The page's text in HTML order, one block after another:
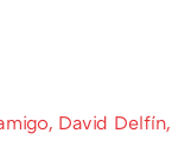
David Delfín,